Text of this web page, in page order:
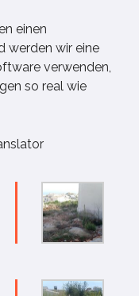
einen
werden wir eine
verwenden,
so real wie